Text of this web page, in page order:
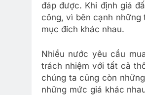
đáp được. Khi định giá
công, vì bên cạnh
mục đích khác nhau.
Nhiều nước yêu cầu
trách nhiệm với tất cả
chúng ta cũng còn
những mức giá khác